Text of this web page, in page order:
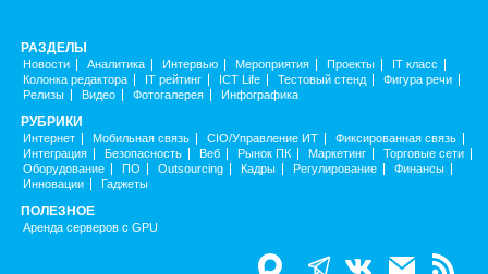
РАЗДЕЛЫ
Новости Аналитика Интервью Мероприятия Проекты
IT класс
Колонка редактора
IT рейтинг ICT Life Тестовый стенд
Фигура речи
Релизы
Видео Фотогалерея Инфографика
РУБРИКИ
Интернет Мобильная связь CIO/Управление ИТ
Фиксированная связь
Интеграция
Безопасность Веб Рынок ПК Маркетинг
Торговые сети
Оборудование
ПО Outsourcing Кадры Регулирование
Финансы
Инновации
Гаджеты
ПОЛЕЗНОЕ
Аренда серверов с GPU